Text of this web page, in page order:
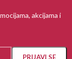
akcijama i